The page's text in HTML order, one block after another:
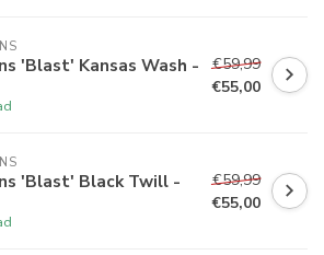
'Blast' Kansas Wash -
€59,99
€55,00
'Blast' Black Twill -
€59,99
€55,00